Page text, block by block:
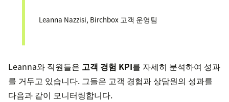
Leanna Nazzisi, Birchbox 고객 운영팀
Leanna와 직원들은 고객 경험 KPI를 자세히 분석하여 성과
를 거두고 있습니다. 그들은 고객 경험과 상담원의 성과를
다음과 같이 모니터링합니다.